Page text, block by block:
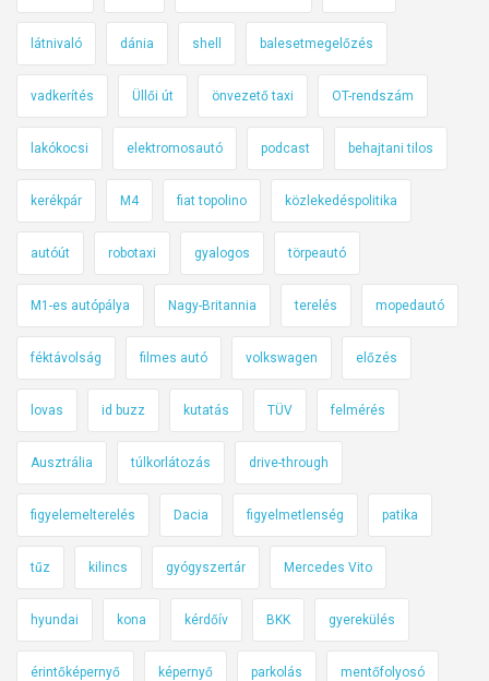
látnivaló dánia shell balesetmegelőzés
vadkerítés Üllői út önvezető taxi OT-rendszám
lakókocsi elektromosautó podcast behajtani tilos
kerékpár M4 fiat topolino közlekedéspolitika
autóút robotaxi gyalogos törpeautó
M1-es autópálya Nagy-Britannia terelés mopedautó
féktávolság filmes autó volkswagen előzés
lovas id buzz kutatás TÜV felmérés
Ausztrália túlkorlátozás drive-through
figyelemelterelés Dacia figyelmetlenség patika
tűz kilincs gyógyszertár Mercedes Vito
hyundai kona kérdőív BKK gyerekülés
érintőképernyő képernyő parkolás mentőfolyosó